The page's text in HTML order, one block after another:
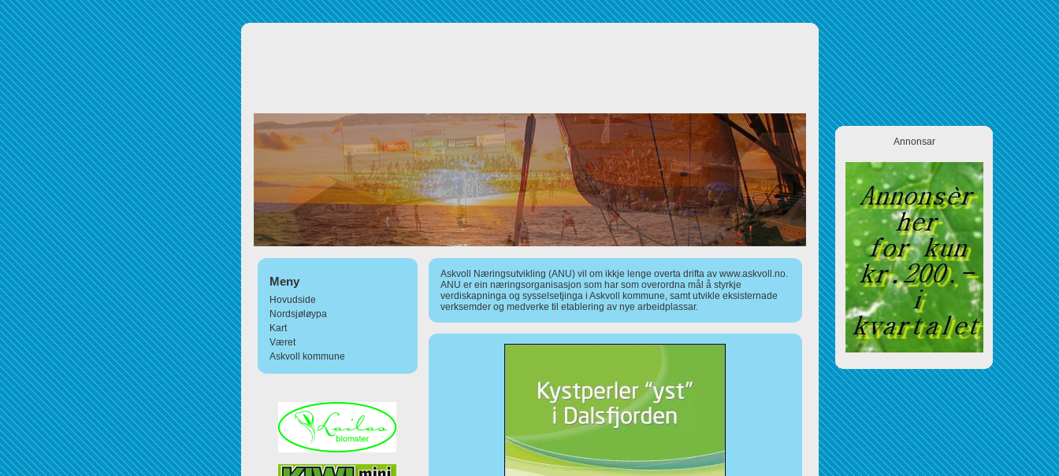
Meny
Hovudside
Nordsjøløypa
Kart
Været
Askvoll kommune
Askvoll Næringsutvikling (ANU) vil om ikkje lenge overta drifta av www.askvoll.no.
ANU er ein næringsorganisasjon som har som overordna mål å styrkje
verdiskapninga og sysselsetjinga i Askvoll kommune, samt utvikle eksisternade
verksemder og medverke til etablering av nye arbeidplassar.
Annonsar